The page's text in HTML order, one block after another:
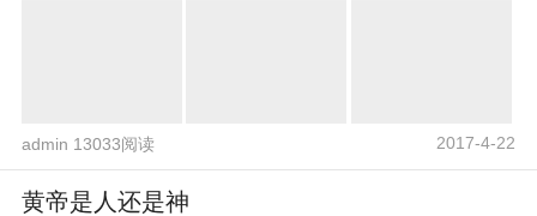
admin 13033阅读 2017-4-22
黄帝是人还是神